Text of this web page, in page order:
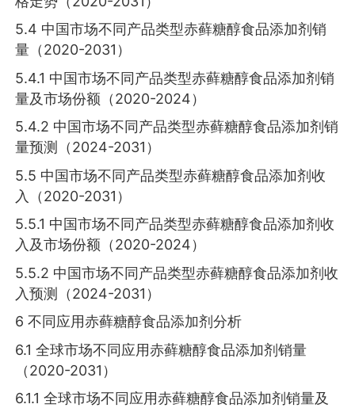
5.4 中国市场不同产品类型赤藓糖醇食品添加剂销
量（2020-2031）
5.4.1 中国市场不同产品类型赤藓糖醇食品添加剂销
量及市场份额（2020-2024）
5.4.2 中国市场不同产品类型赤藓糖醇食品添加剂销
量预测（2024-2031）
5.5 中国市场不同产品类型赤藓糖醇食品添加剂收
入（2020-2031）
5.5.1 中国市场不同产品类型赤藓糖醇食品添加剂收
入及市场份额（2020-2024）
5.5.2 中国市场不同产品类型赤藓糖醇食品添加剂收
入预测（2024-2031）
6 不同应用赤藓糖醇食品添加剂分析
6.1 全球市场不同应用赤藓糖醇食品添加剂销量
（2020-2031）
6.1.1 全球市场不同应用赤藓糖醇食品添加剂销量及